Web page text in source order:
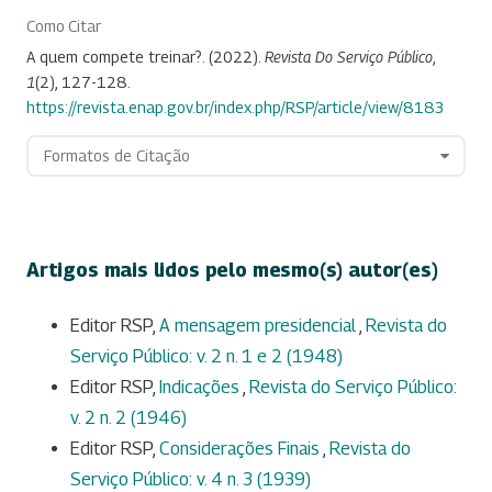
Como Citar
A quem compete treinar?. (2022). Revista Do Serviço Público
1(2), 127-128.
https://revista.enap.gov.br/index.php/RSP/article/view/8183
Formatos de Citação
Artigos mais lidos pelo mesmo(s) autor(es)
Editor RSP, A mensagem presidencial, Revista do
Serviço Público: v. 2 n. 1 e 2 (1948)
Editor RSP, Indicações , Revista do Serviço Público:
v. 2 n. 2 (1946)
Editor RSP, Considerações Finais , Revista do
Serviço Público: v. 4 n. 3 (1939)